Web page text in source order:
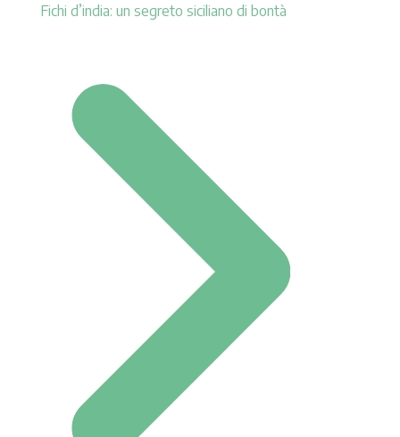
Fichi d’india: un segreto siciliano di bontà